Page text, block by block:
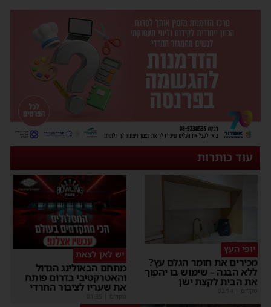
עוד כותרות
יופי העץ
מכירים את חומר הגלם עץ?
ללא הבנה – שימוש בו יהפוך
את הבית לקצת ישן
מקודם
יש לאן לצאת
מתחם הבאולינג הגדול
והאטרקטיבי בדרום פותח
את שעריו לציבור החרדי
מקודם